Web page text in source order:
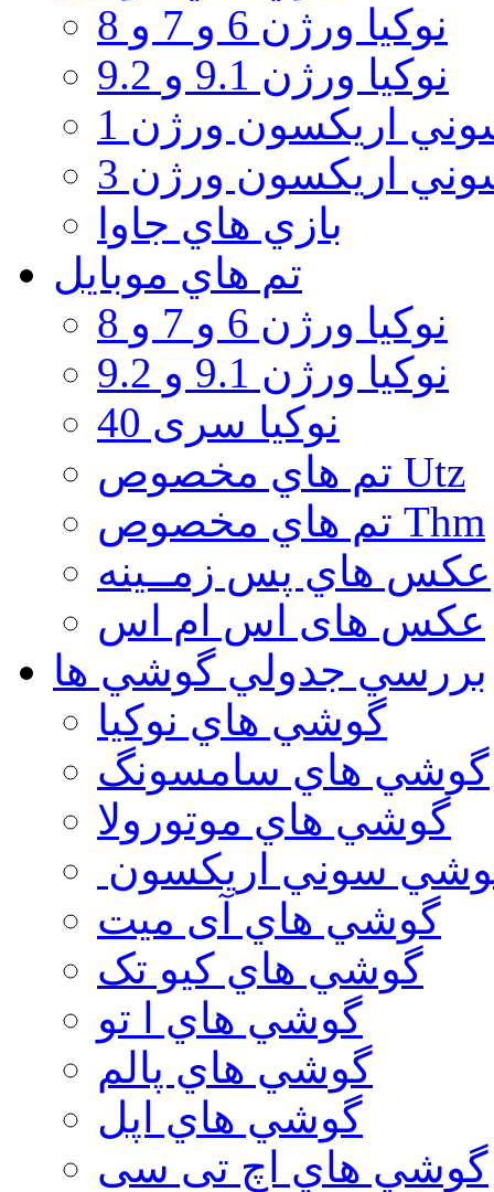
نوكيا ورژن 6 و 7 و 8
نوكيا ورژن 9.1 و 9.2
اريكسون ورژن 1
اريكسون ورژن 3
بازي هاي جاوا
تم هاي موبايل
نوكيا ورژن 6 و 7 و 8
نوكيا ورژن 9.1 و 9.2
نوکیا سری 40
تم هاي مخصوص Utz
تم هاي مخصوص Thm
عكس هاي پس زمــينه
عكس های اس ام اس
بررسي جدولي گوشي ها
گوشي هاي نوكيا
گوشي هاي سامسونگ
گوشي هاي موتورولا
سوني اريكسون
گوشي هاي آی میت
گوشي هاي کیو تک
گوشي هاي ا تو
گوشي هاي پالم
گوشي هاي اپل
گوشي هاي اچ تی سی